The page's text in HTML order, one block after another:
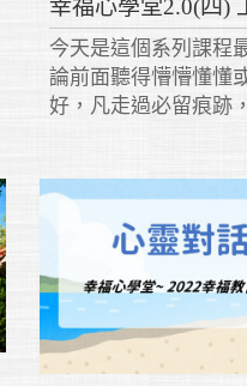
幸福心學堂2.0(四)
今天是這個系列課程
論前面聽得懵懵懂懂
好，凡走過必留痕跡
考。縱使只聽懂一點
習，都非常有幫助。
習，因為觀功念恩是
是知識，它是一種智